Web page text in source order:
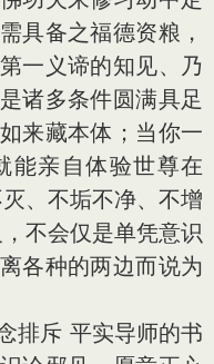
具备之福德资粮，
一义谛的知见、乃
诸多条件圆满具足
来藏本体；当你一
能亲自体验世尊在
灭、不垢不净、不增
不会仅是单凭意识
各种的两边而说为
排斥 平实导师的书